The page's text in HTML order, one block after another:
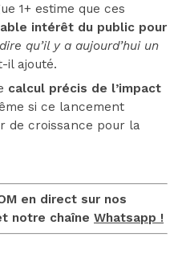
1+ estime que ces
intérêt du public pour
qu’il y a aujourd’hui un
il ajouté.
calcul précis de l’impact
si ce lancement
de croissance pour la
en direct sur nos
notre chaîne Whatsapp !